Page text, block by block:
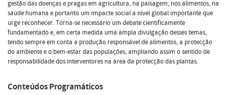
gestão das doenças e pragas em agricultura, na paisagem, nos alimentos, na
saúde humana e portanto um impacte social a nível global importante que
urge reconhecer. Torna-se necessário um debate cientificamente
fundamentado e, em certa medida uma ampla divulgação desses temas,
tendo sempre em conta a produção responsável de alimentos, a protecção
do ambiente e o bem-estar das populações, ampliando assim o sentido de
responsabilidade dos interventores na área da protecção das plantas.
Conteúdos Programáticos